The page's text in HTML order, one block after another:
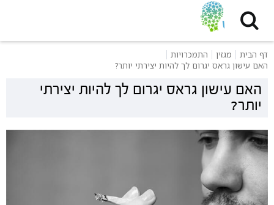
דף הבית מגזין
התמכרויות
האם עישון גראס יגרום לך להיות יצירתי יותר?
האם עישון גראס יגרום לך להיות יצירתי
יותר?